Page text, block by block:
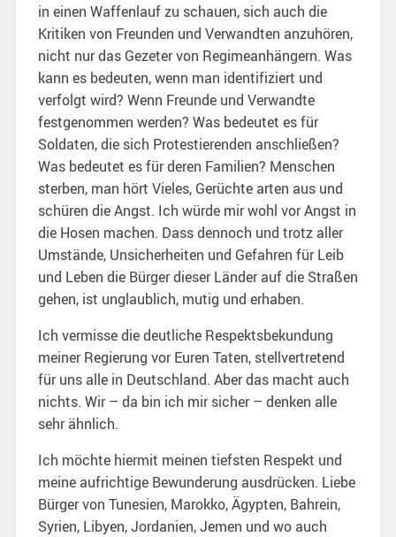
in einen Waffenlauf zu schauen, sich auch die
Kritiken von Freunden und Verwandten anzuhören,
nicht nur das Gezeter von Regimeanhängern. Was
kann es bedeuten, wenn man identifiziert und
verfolgt wird? Wenn Freunde und Verwandte
festgenommen werden? Was bedeutet es für
Soldaten, die sich Protestierenden anschließen?
Was bedeutet es für deren Familien? Menschen
sterben, man hört Vieles, Gerüchte arten aus und
schüren die Angst. Ich würde mir wohl vor Angst in
die Hosen machen. Dass dennoch und trotz aller
Umstände, Unsicherheiten und Gefahren für Leib
und Leben die Bürger dieser Länder auf die Straßen
gehen, ist unglaublich, mutig und erhaben.
Ich vermisse die deutliche Respektsbekundung
meiner Regierung vor Euren Taten, stellvertretend
für uns alle in Deutschland. Aber das macht auch
nichts. Wir – da bin ich mir sicher – denken alle
sehr ähnlich.
Ich möchte hiermit meinen tiefsten Respekt und
meine aufrichtige Bewunderung ausdrücken. Liebe
Bürger von Tunesien, Marokko, Ägypten, Bahrein,
Syrien, Libyen, Jordanien, Jemen und wo auch